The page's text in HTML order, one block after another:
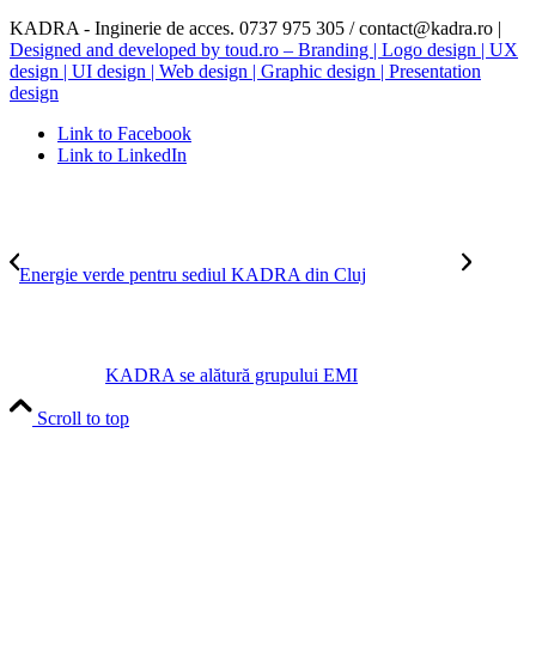
KADRA - Inginerie de acces. 0737 975 305 / contact@kadra.ro |
Designed and developed by toud.ro – Branding | Logo design | UX
design | UI design | Web design | Graphic design | Presentation
design
Link to Facebook
Link to LinkedIn
Energie verde pentru sediul KADRA din Cluj
KADRA se alătură grupului EMI
Scroll to top